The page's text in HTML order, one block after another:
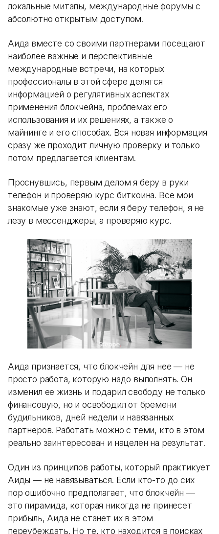
локальные митапы, международные форумы с
абсолютно открытым доступом.
Аида вместе со своими партнерами посещают
наиболее важные и перспективные
международные встречи, на которых
профессионалы в этой сфере делятся
информацией о регулятивных аспектах
применения блокчейна, проблемах его
использования и их решениях, а также о
майнинге и его способах. Вся новая информация
сразу же проходит личную проверку и только
потом предлагается клиентам.
Проснувшись, первым делом я беру в руки
телефон и проверяю курс биткоина. Все мои
знакомые уже знают, если я беру телефон, я не
лезу в мессенджеры, а проверяю курс.
Аида признается, что блокчейн для нее — не
просто работа, которую надо выполнять. Он
изменил ее жизнь и подарил свободу не только
финансовую, но и освободил от бремени
будильников, дней недели и навязанных
партнеров. Работать можно с теми, кто в этом
реально заинтересован и нацелен на результат.
Один из принципов работы, который практикует
Аиды — не навязываться. Если кто-то до сих
пор ошибочно предполагает, что блокчейн —
это пирамида, которая никогда не принесет
прибыль, Аида не станет их в этом
переубеждать. Но те, кто находится в поисках